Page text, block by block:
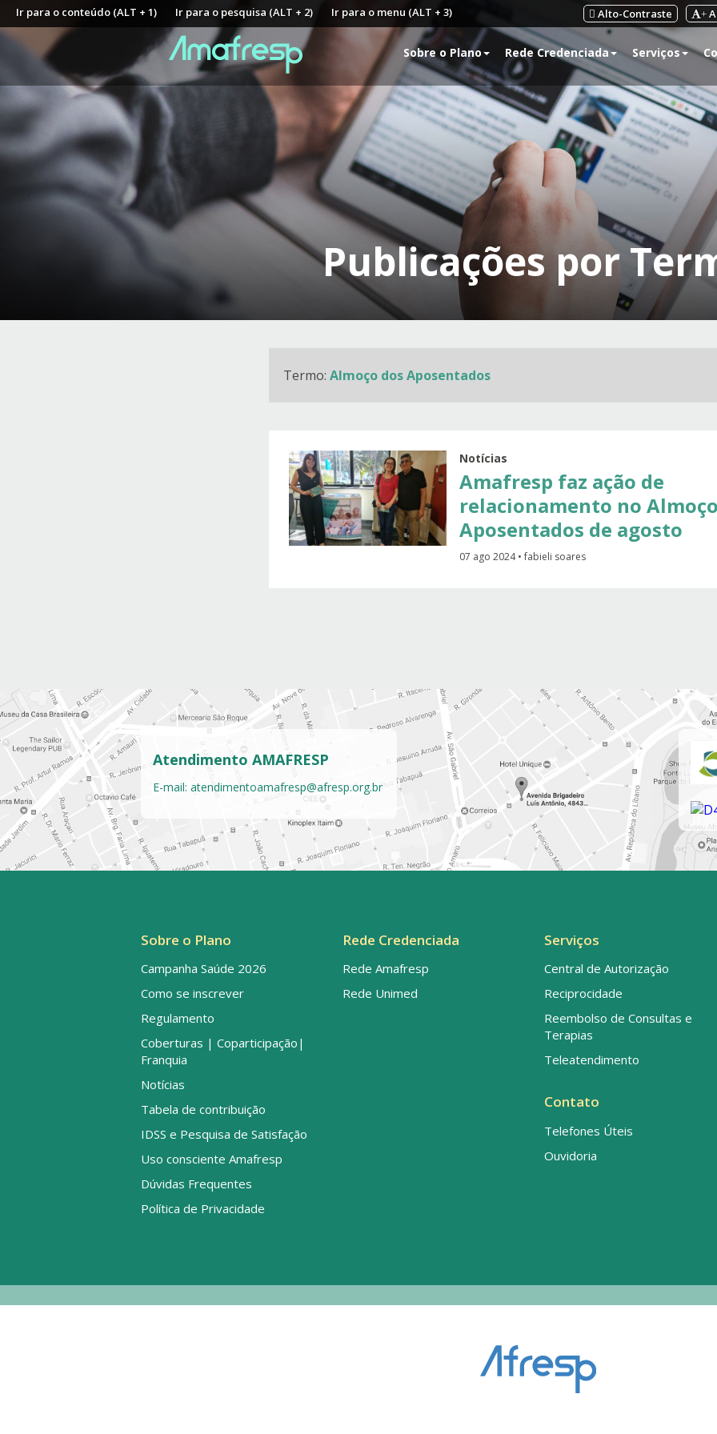
Ir para o conteúdo (ALT + 1) Ir para o pesquisa (ALT + 2) Ir para o menu (ALT + 3) +
Alto-Contraste
Sobre o Plano Rede Credenciada Serviços
Publicações por
Termo: Almoço dos Aposentados
Notícias
Amafresp faz ação de
relacionamento no
Aposentados de agosto
07 ago 2024 • fabieli soares
Atendimento AMAFRESP
E-mail: atendimentoamafresp@afresp.org.br
Sobre o Plano
Campanha Saúde 2026
Como se inscrever
Regulamento
Coberturas | Coparticipação|
Franquia
Notícias
Tabela de contribuição
IDSS e Pesquisa de Satisfação
Uso consciente Amafresp
Dúvidas Frequentes
Política de Privacidade
Rede Credenciada
Rede Amafresp
Rede Unimed
Serviços
Central de Autorização
Reciprocidade
Reembolso de Consultas e
Terapias
Teleatendimento
Contato
Telefones Úteis
Ouvidoria